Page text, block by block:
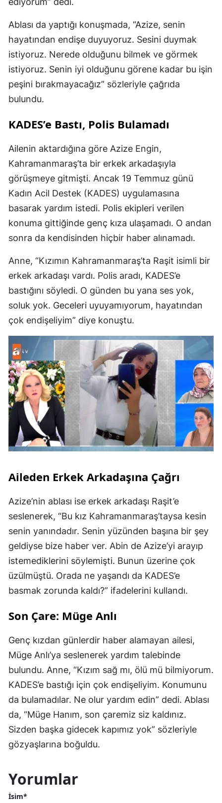
Ablası da yaptığı konuşmada, “Azize, senin
hayatından endişe duyuyoruz. Sesini duymak
istiyoruz. Nerede olduğunu bilmek ve görmek
istiyoruz. Senin iyi olduğunu görene kadar bu işin
peşini bırakmayacağız” sözleriyle çağrıda
bulundu.
KADES’e Bastı, Polis Bulamadı
Ailenin aktardığına göre Azize Engin,
Kahramanmaraş’ta bir erkek arkadaşıyla
görüşmeye gitmişti. Ancak 19 Temmuz günü
Kadın Acil Destek (KADES) uygulamasına
basarak yardım istedi. Polis ekipleri verilen
konuma gittiğinde genç kıza ulaşamadı. O andan
sonra da kendisinden hiçbir haber alınamadı.
Anne, “Kızımın Kahramanmaraş’ta Raşit isimli bir
erkek arkadaşı vardı. Polis aradı, KADES’e
bastığını söyledi. O günden bu yana ses yok,
soluk yok. Geceleri uyuyamıyorum, hayatından
çok endişeliyim” diye konuştu.
Aileden Erkek Arkadaşına Çağrı
Azize’nin ablası ise erkek arkadaşı Raşit’e
seslenerek, “Bu kız Kahramanmaraş’taysa kesin
senin yanındadır. Senin yüzünden başına bir şey
geldiyse bize haber ver. Abin de Azize’yi arayıp
istemediklerini söylemişti. Bunun üzerine çok
üzülmüştü. Orada ne yaşandı da KADES’e
basmak zorunda kaldı?” ifadelerini kullandı.
Son Çare: Müge Anlı
Genç kızdan günlerdir haber alamayan ailesi,
Müge Anlı’ya seslenerek yardım talebinde
bulundu. Anne, “Kızım sağ mı, ölü mü bilmiyorum.
KADES’e bastığı için çok endişeliyim. Konumunu
da bulamadılar. Ne olur yardım edin” dedi. Ablası
da, “Müge Hanım, son çaremiz siz kaldınız.
Sizden başka gidecek kapımız yok” sözleriyle
gözyaşlarına boğuldu.
Yorumlar
İsim*